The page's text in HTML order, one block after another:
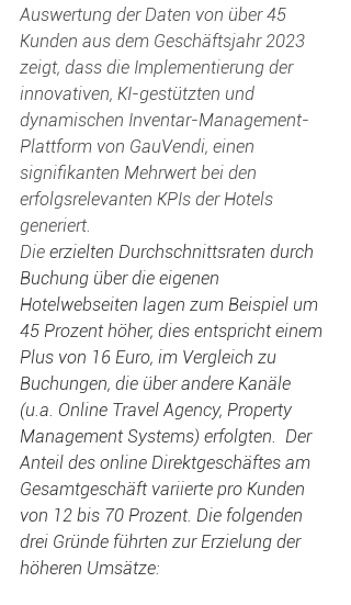
Auswertung der Daten von über 45
Kunden aus dem Geschäftsjahr 2023
zeigt, dass die Implementierung der
innovativen, KI-gestützten und
dynamischen Inventar-Management-
Plattform von GauVendi, einen
signifikanten Mehrwert bei den
erfolgsrelevanten KPIs der Hotels
generiert.
Die erzielten Durchschnittsraten durch
Buchung über die eigenen
Hotelwebseiten lagen zum Beispiel um
45 Prozent höher, dies entspricht einem
Plus von 16 Euro, im Vergleich zu
Buchungen, die über andere Kanäle
(u.a. Online Travel Agency, Property
Management Systems) erfolgten.  Der
Anteil des online Direktgeschäftes am
Gesamtgeschäft variierte pro Kunden
von 12 bis 70 Prozent. Die folgenden
drei Gründe führten zur Erzielung der
höheren Umsätze: